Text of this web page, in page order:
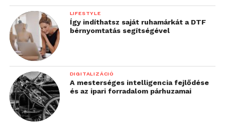
LIFESTYLE
Így indíthatsz saját ruhamárkát a DTF
bérnyomtatás segítségével
DIGITALIZÁCIÓ
A mesterséges intelligencia fejlődése
és az ipari forradalom párhuzamai